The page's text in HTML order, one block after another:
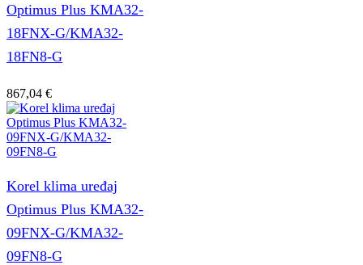
Optimus Plus KMA32-
18FNX-G/KMA32-
18FN8-G
867,04 €
Korel klima uređaj
Optimus Plus KMA32-
09FNX-G/KMA32-
09FN8-G